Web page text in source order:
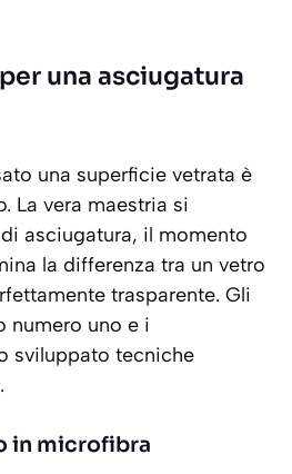
una asciugatura
una superficie vetrata è
La vera maestria si
asciugatura, il momento
la differenza tra un vetro
trasparente. Gli
numero uno e i
sviluppato tecniche
in microfibra